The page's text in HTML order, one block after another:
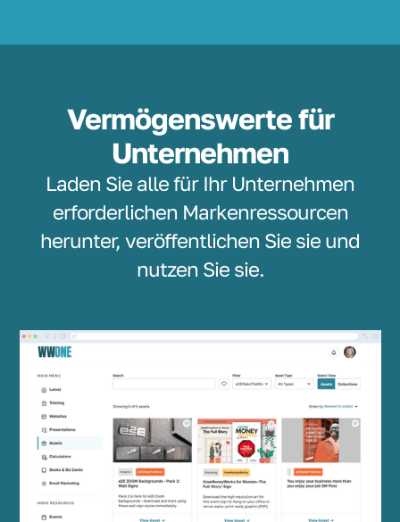
Vermögenswerte für
Unternehmen
Laden Sie alle für Ihr Unternehmen
erforderlichen Markenressourcen
herunter, veröffentlichen Sie sie und
nutzen Sie sie.